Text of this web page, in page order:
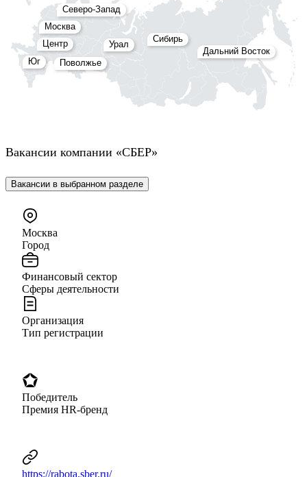
Северо-Запад
Москва
Центр
Юг
Поволжье
Урал
Сибирь
Дальний Восток
Вакансии компании «СБЕР»
Вакансии в выбранном разделе
Москва
Город
Финансовый сектор
Сферы деятельности
Организация
Тип регистрации
Победитель
Премия HR-бренд
https://rabota.sber.ru/